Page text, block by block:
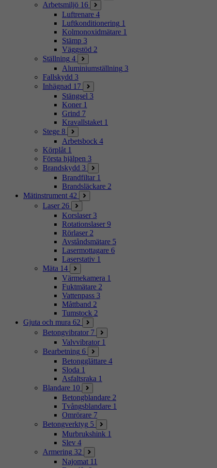
Arbetsmiljö 16
Luftrenare 4
Luftkonditionering 1
Kolmonoxidmätare 1
Stämp 3
Väggstöd 2
Ställning 4
Aluminiumställning 3
Fallskydd 3
Inhägnad 17
Stängsel 3
Koner 1
Grind 7
Kravallstaket 1
Stege 8
Arbetsbock 4
Körplåt 1
Första hjälpen 3
Brandskydd 3
Brandfiltar 1
Brandsläckare 2
Mätinstrument 42
Laser 26
Korslaser 3
Rotationslaser 9
Rörlaser 2
Avståndsmätare 5
Lasermottagare 6
Laserstativ 1
Mäta 14
Värmekamera 1
Fuktmätare 2
Vattenpass 3
Måttband 2
Tumstock 2
Gjuta och mura 62
Betongvibrator 7
Valvvibrator 1
Bearbetning 6
Betongglättare 4
Sloda 1
Asfaltsraka 1
Blandare 10
Betongblandare 2
Tvångsblandare 1
Omrörare 7
Betongverktyg 5
Murbrukshink 1
Slev 4
Armering 32
Najomat 11